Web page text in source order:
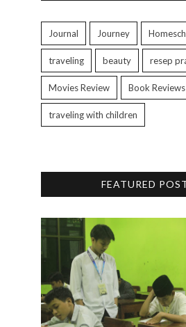
Journal Journey
traveling beauty resep
Movies Review Book Reviews
traveling with children
FEATURED